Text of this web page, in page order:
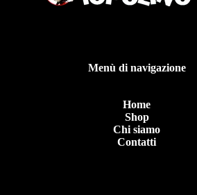
Menù di navigazione
Home
Shop
Chi siamo
Contatti